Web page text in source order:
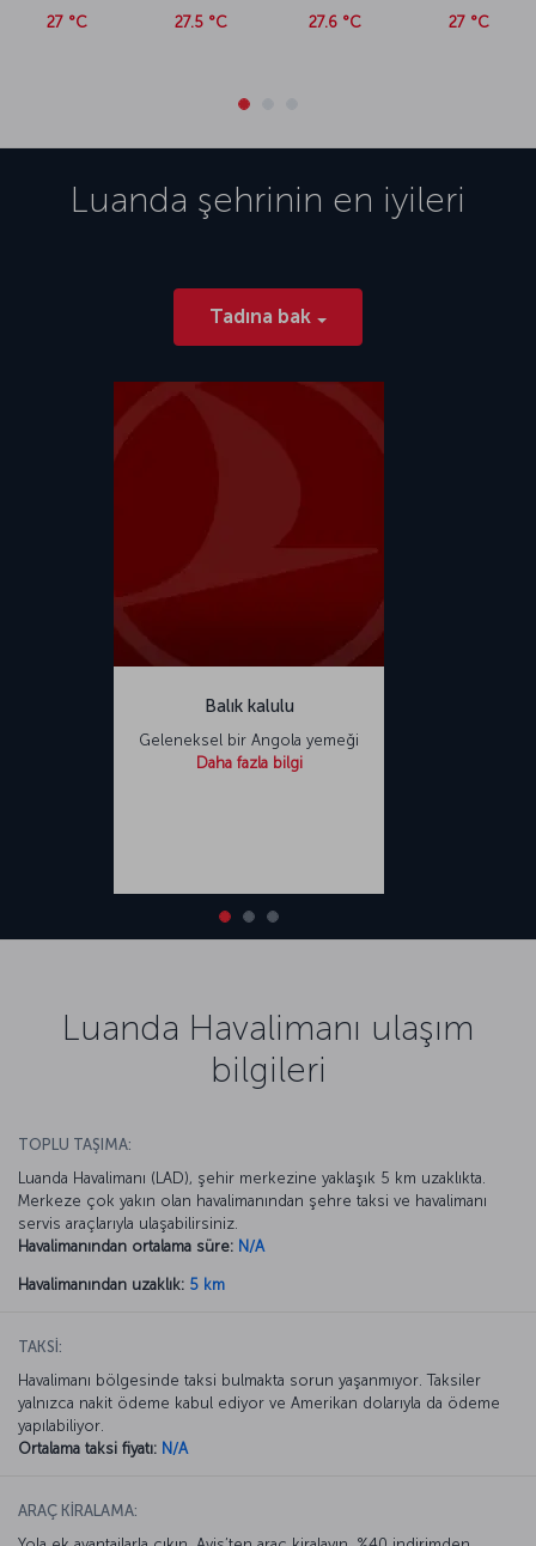
27 °C 27.5 °C 27.6 °C 27 °C
Luanda şehrinin en iyileri
Tadına bak
Balık kalulu
Geleneksel bir Angola yemeği
Daha fazla bilgi
Luanda Havalimanı ulaşım
bilgileri
TOPLU TAŞIMA:
Luanda Havalimanı (LAD), şehir merkezine yaklaşık 5 km uzaklıkta.
Merkeze çok yakın olan havalimanından şehre taksi ve havalimanı
servis araçlarıyla ulaşabilirsiniz.
Havalimanından ortalama süre: N/A
Havalimanından uzaklık: 5 km
TAKSİ:
Havalimanı bölgesinde taksi bulmakta sorun yaşanmıyor. Taksiler
yalnızca nakit ödeme kabul ediyor ve Amerikan dolarıyla da ödeme
yapılabiliyor.
Ortalama taksi fiyatı: N/A
ARAÇ KİRALAMA: